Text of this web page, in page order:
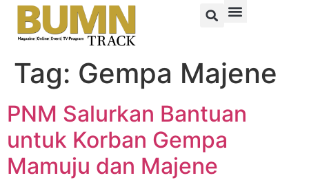
Tag: Gempa Majene
PNM Salurkan Bantuan
untuk Korban Gempa
Mamuju dan Majene